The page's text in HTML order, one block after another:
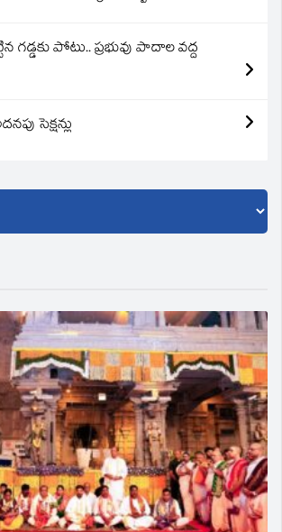
గడ్డకు పోటు.. ప్రభువు పాదాల వద్ద
సెక్షన్లు